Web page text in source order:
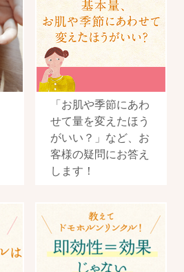
「お肌や季節にあわ
せて量を変えたほう
がいい？」など、お
客様の疑問にお答え
します！